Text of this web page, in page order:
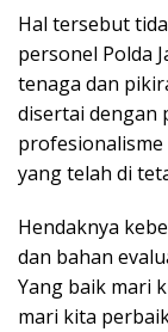
Hal tersebut
personel Polda
tenaga dan
disertai dengan
yang telah di
Hendaknya
dan bahan
Yang baik mari
mari kita